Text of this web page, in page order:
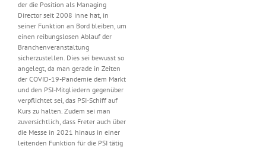
der die Position als Managing
Director seit 2008 inne hat, in
seiner Funktion an Bord bleiben, um
einen reibungslosen Ablauf der
Branchenveranstaltung
sicherzustellen. Dies sei bewusst so
angelegt, da man gerade in Zeiten
der COVID-19-Pandemie dem Markt
und den PSI-Mitgliedern gegenüber
verpflichtet sei, das PSI-Schiff auf
Kurs zu halten. Zudem sei man
zuversichtlich, dass Freter auch über
die Messe in 2021 hinaus in einer
leitenden Funktion für die PSI tätig